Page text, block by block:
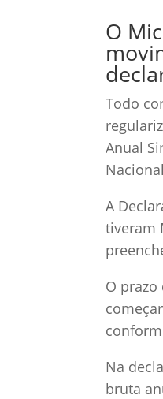
O
Todo
Anual
A
tiveram
O
Na
bruta